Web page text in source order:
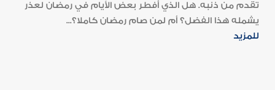
تقدم من ذنبه. هل الذي أفطر بعض الأيام في رمضان لعذر
يشمله هذا الفضل؟ أم لمن صام رمضان كاملا؟...
للمزيد